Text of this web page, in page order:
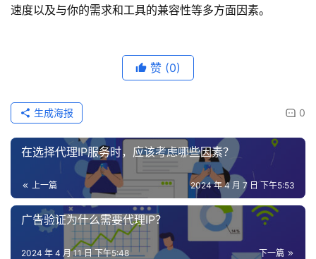
速度以及与你的需求和工具的兼容性等多方面因素。
赞 (0)
0
生成海报
在选择代理IP服务时，应该考虑哪些因素？
上一篇 2024 年 4 月 7 日 下午5:53
广告验证为什么需要代理IP？
下一篇
2024 年 4 月 11 日 下午5:48